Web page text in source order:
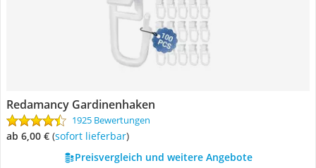
Redamancy Gardinenhaken
1925 Bewertungen
ab 6,00 € ( Sofort lieferbar)
Preisvergleich und weitere Angebote